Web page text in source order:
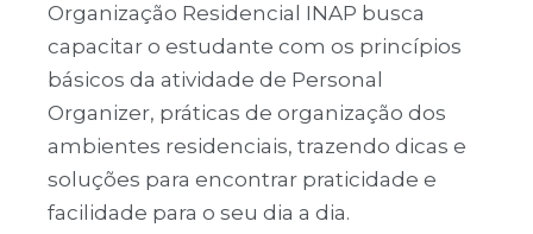
Organização Residencial INAP busca
capacitar o estudante com os princípios
básicos da atividade de Personal
Organizer, práticas de organização dos
ambientes residenciais, trazendo dicas e
soluções para encontrar praticidade e
facilidade para o seu dia a dia.